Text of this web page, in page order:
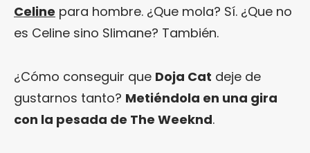
Celine para hombre. ¿Que mola? Sí. ¿Que no
es Celine sino Slimane? También.
¿Cómo conseguir que Doja Cat deje de
gustarnos tanto? Metiéndola en una gira
con la pesada de The Weeknd.